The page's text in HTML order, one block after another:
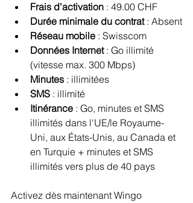
Frais d'activation : 49.00 CHF
Durée minimale du contrat : Absent
Réseau mobile : Swisscom
Données Internet : Go illimité
(vitesse max. 300 Mbps)
Minutes : illimitées
SMS : illimité
Itinérance : Go, minutes et SMS
illimités dans l'UE/le Royaume-
Uni, aux États-Unis, au Canada et
en Turquie + minutes et SMS
illimités vers plus de 40 pays
Activez dès maintenant Wingo